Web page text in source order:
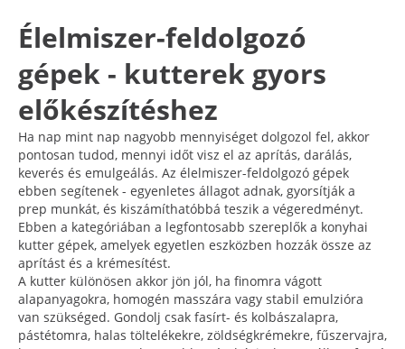
Élelmiszer-feldolgozó
gépek - kutterek gyors
előkészítéshez
Ha nap mint nap nagyobb mennyiséget dolgozol fel, akkor
pontosan tudod, mennyi időt visz el az aprítás, darálás,
keverés és emulgeálás. Az élelmiszer-feldolgozó gépek
ebben segítenek - egyenletes állagot adnak, gyorsítják a
prep munkát, és kiszámíthatóbbá teszik a végeredményt.
Ebben a kategóriában a legfontosabb szereplők a konyhai
kutter gépek, amelyek egyetlen eszközben hozzák össze az
aprítást és a krémesítést.
A kutter különösen akkor jön jól, ha finomra vágott
alapanyagokra, homogén masszára vagy stabil emulzióra
van szükséged. Gondolj csak fasírt- és kolbászalapra,
pástétomra, halas töltelékekre, zöldségkrémekre, fűszervajra,